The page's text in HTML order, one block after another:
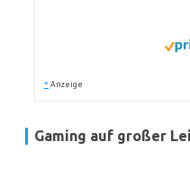
* Anzeige
Gaming auf großer